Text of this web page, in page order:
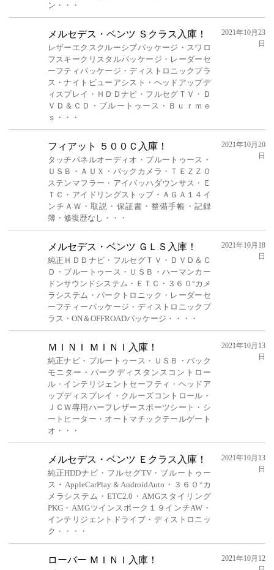
ン・・・
メルセデス・ベンツ Ｓクラス入庫！
レザーエクスクルーシブパッケージ・スワロ
フスキークリスタルパッケージ・レーダーセ
ーフティパッケージ・ディストロニックプラ
ス・ナイトビューアシスト・ヘッドアップデ
ィスプレイ・ＨＤＤナビ・フルセグＴＶ・Ｄ
ＶＤ＆ＣＤ・ブルートゥース・Ｂｕｒｍｅ
ｓ・・・
2021年10月23
日
フィアット ５００Ｃ入庫！
タッチパネルオーディオ・ブルートゥース・
ＵＳＢ・ＡＵＸ・バックカメラ・ＴＥＺＺＯ
ステンマフラー・アイバッハダウンサス・Ｅ
ＴＣ・アイドリングストップ・ＡＧＡ１４イ
ンチＡＷ・取説・保証書・整備手帳・記録
簿・修復歴なし・・・
2021年10月20
日
メルセデス・ベンツ ＧＬＳ入庫！
純正ＨＤＤナビ・フルセグＴＶ・ＤＶＤ＆Ｃ
Ｄ・ブルートゥース・ＵＳＢ・ハーマンカー
ドンサウンドシステム・ＥＴＣ・３６０°カメ
ラシステム・パークトロニック・レーダーセ
ーフティーパッケージ・ディストロニックプ
ラス・ON＆OFFROADパッケージ・・・・
2021年10月18
日
ＭＩＮＩ ＭＩＮＩ入庫！
純正ナビ・ブルートゥース・ＵＳＢ・バック
モニター・パークディスタンスコントロー
ル・インテリジェントセーフティ・ヘッドア
ップディスプレイ・クルーズコントロール・
ＪＣＷ専用ハーフレザースポーツシート・シ
ートヒーター・オートマチックテールゲート
オ・・・
2021年10月13
日
メルセデス・ベンツ Ｅクラス入庫！
純正HDDナビ・フルセグTV・ブルートゥー
ス・AppleCarPlay＆AndroidAuto・３６０°カ
メラシステム・ETC2.0・AMGスタイリング
PKG・AMGツインスポーク１９インチAW・
インテリジェントドライブ・ディストロニッ
ク・・・・
2021年10月13
日
ローバー ＭＩＮＩ入庫！
2021年10月12